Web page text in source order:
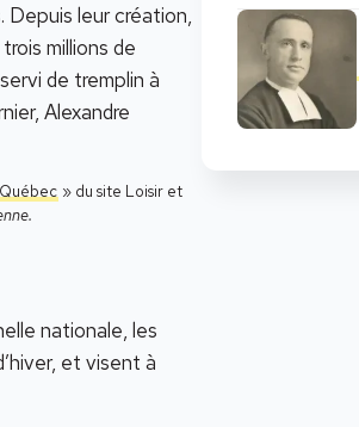
Depuis leur création,
millions de
de tremplin à
Alexandre
» du site Loisir et
nationale, les
et visent à